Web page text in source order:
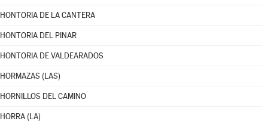
HONTORIA DE LA CANTERA
HONTORIA DEL PINAR
HONTORIA DE VALDEARADOS
HORMAZAS (LAS)
HORNILLOS DEL CAMINO
HORRA (LA)